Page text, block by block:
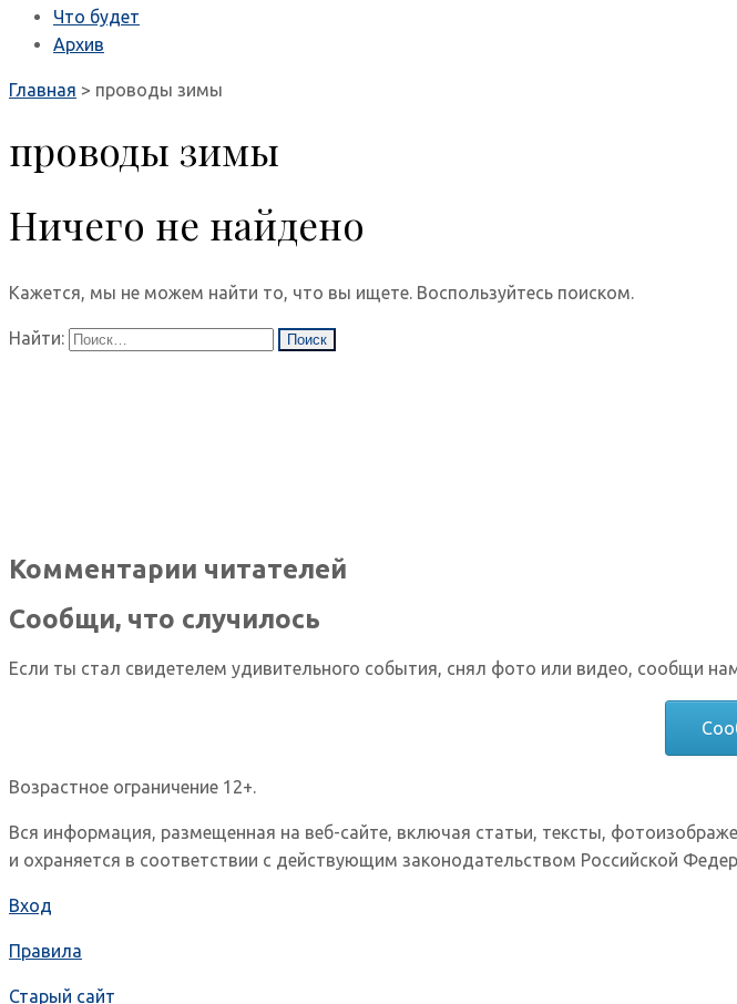
Что будет
Архив
Главная > проводы зимы
проводы зимы
Ничего не найдено
Кажется, мы не можем найти то, что вы ищете. Воспользуйтесь поиском.
Найти:
Комментарии читателей
Сообщи, что случилось
Если ты стал свидетелем удивительного события, снял фото или видео, сообщи
Возрастное ограничение 12+.
Вся информация, размещенная на веб-сайте, включая статьи, тексты,
и охраняется в соответствии с действующим законодательством Российской
Вход
Правила
Старый сайт